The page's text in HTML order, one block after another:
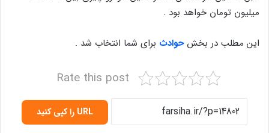
میلیون تومان خواهد بود .
این مطلب در بخشحوادث برای شما انتخاب شد .
Rate this post
URL را کپی کنید